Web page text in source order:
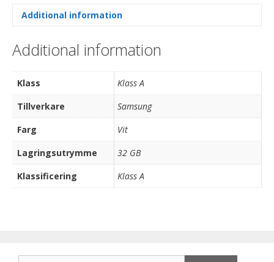
Additional information
Additional information
Klass
Klass A
Tillverkare
Samsung
Farg
Vit
Lagringsutrymme
32 GB
Klassificering
Klass A